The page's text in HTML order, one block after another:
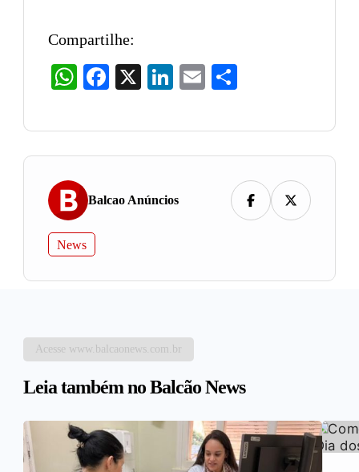
Compartilhe:
WhatsAppFacebook LinkedIn
Email
Balcao Anúncios
News
Acesse www.balcaonews.com.br
Leia também no Balcão News